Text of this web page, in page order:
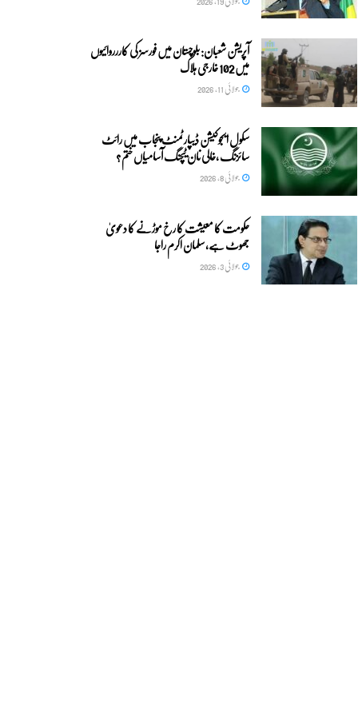
آپریشن شعبان: بلوچستان میں فورسز کی کاررروائیوں
میں 102 خارجی ہلاک
جولائی 11, 2026
سکول ایجوکیشن ڈیپارٹمنٹ پنجاب میں رائٹ
سائزنگ ،خالی نان ٹیچنگ آسامیاں ختم ?
جولائی 8, 2026
حکومت کا معیشت کا رخ موڑنے کا دعویٰ
جھوٹ ہے، سلمان اکرم راجا
جولائی 3, 2026